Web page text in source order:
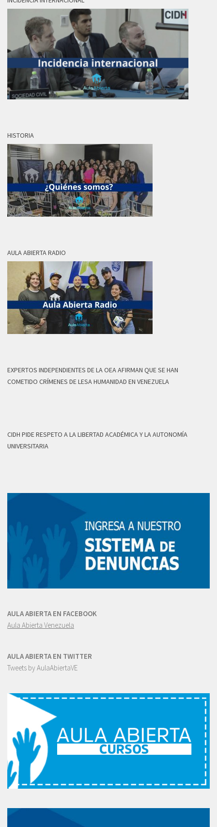
HISTORIA
AULA ABIERTA RADIO
EXPERTOS INDEPENDIENTES DE LA OEA AFIRMAN QUE SE HAN
COMETIDO CRÍMENES DE LESA HUMANIDAD EN VENEZUELA
CIDH PIDE RESPETO A LA LIBERTAD ACADÉMICA Y LA AUTONOMÍA
UNIVERSITARIA
AULA ABIERTA EN FACEBOOK
Aula Abierta Venezuela
AULA ABIERTA EN TWITTER
Tweets by AulaAbiertaVE